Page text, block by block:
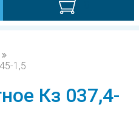
1,5
Кз 037,4-